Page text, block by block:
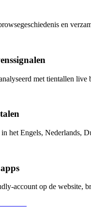
en
met tientallen
het Engels, Nederlands,
account op de website,